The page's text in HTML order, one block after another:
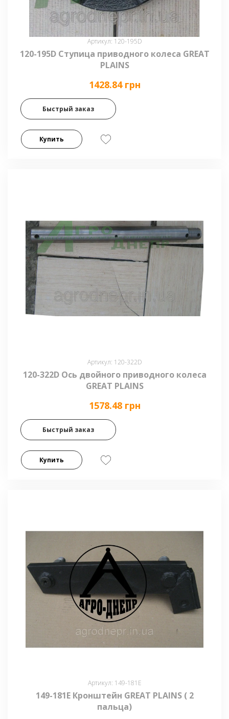
Артикул: 120-195D
120-195D Ступица приводного колеса GREAT
PLAINS
1428.84 грн
Быстрый заказ
Купить
Артикул: 120-322D
120-322D Ось двойного приводного колеса
GREAT PLAINS
1578.48 грн
Быстрый заказ
Купить
Артикул: 149-181Е
149-181Е Кронштейн GREAT PLAINS ( 2
пальца)